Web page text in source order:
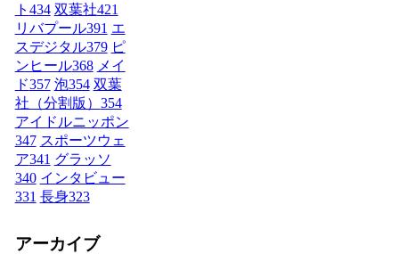
ト 434 双葉社421
リバプール391 エ
スデジタル379 ピ
ンヒール368 メイ
ド357 泡354 双葉
社（分割版） 354
アイドルニッポン
347 スポーツウェ
ア341 グラッソ
340 インタビュー
331 長身323
アーカイブ